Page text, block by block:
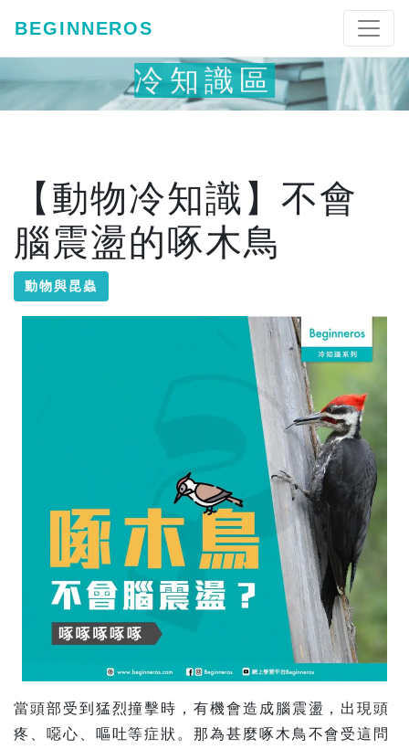
BEGINNEROS
冷知識區
【動物冷知識】不會
腦震盪的啄木鳥
動物與昆蟲
當頭部受到猛烈撞擊時，有機會造成腦震盪，出現頭
疼、噁心、嘔吐等症狀。那為甚麼啄木鳥不會受這問